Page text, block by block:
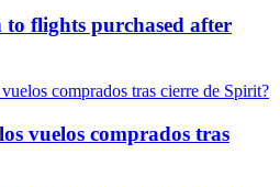
flights purchased after
vuelos comprados tras